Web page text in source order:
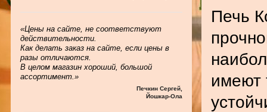
«Цены на сайте, не соответствуют
действительности.
Как делать заказ на сайте, если цены в
разы отличаются.
В целом магазин хороший, большой
ассортимент.»
Печкин Сергей,
Йошкар-Ола
Печь
имеют